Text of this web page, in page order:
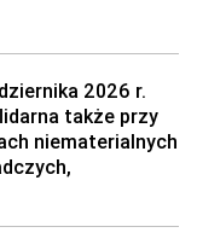
2026 r.
także przy
niematerialnych